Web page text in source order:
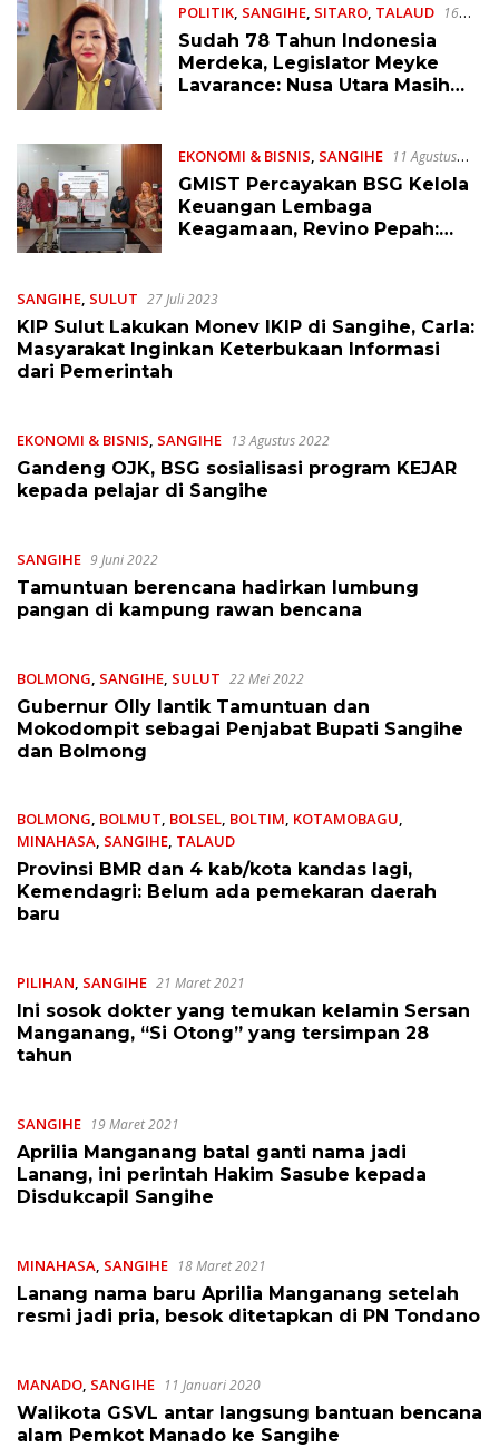
POLITIK, SANGIHE, SITARO, TALAUD
16
Agustus 2023
Sudah 78 Tahun Indonesia
Merdeka, Legislator Meyke
Lavarance: Nusa Utara Masih
EKONOMI & BISNIS, SANGIHE
11 Agustus
2023
GMIST Percayakan BSG Kelola
Keuangan Lembaga
Keagamaan, Revino Pepah:
SANGIHE, SULUT 27 Juli 2023
KIP Sulut Lakukan Monev IKIP di Sangihe, Carla:
Masyarakat Inginkan Keterbukaan Informasi
dari Pemerintah
EKONOMI & BISNIS, SANGIHE 13 Agustus 2022
Gandeng OJK, BSG sosialisasi program KEJAR
kepada pelajar di Sangihe
SANGIHE 9 Juni 2022
Tamuntuan berencana hadirkan lumbung
pangan di kampung rawan bencana
BOLMONG, SANGIHE, SULUT 22 Mei 2022
Gubernur Olly lantik Tamuntuan dan
Mokodompit sebagai Penjabat Bupati Sangihe
dan Bolmong
BOLMONG, BOLMUT, BOLSEL, BOLTIM, KOTAMOBAGU,
MINAHASA, SANGIHE, TALAUD
17 Februari 2022
Provinsi BMR dan 4 kab/kota kandas lagi,
Kemendagri: Belum ada pemekaran daerah
baru
PILIHAN, SANGIHE 21 Maret 2021
Ini sosok dokter yang temukan kelamin Sersan
Manganang, “Si Otong” yang tersimpan 28
tahun
SANGIHE 19 Maret 2021
Aprilia Manganang batal ganti nama jadi
Lanang, ini perintah Hakim Sasube kepada
Disdukcapil Sangihe
MINAHASA, SANGIHE 18 Maret 2021
Lanang nama baru Aprilia Manganang setelah
resmi jadi pria, besok ditetapkan di PN Tondano
MANADO, SANGIHE 11 Januari 2020
Walikota GSVL antar langsung bantuan bencana
alam Pemkot Manado ke Sangihe